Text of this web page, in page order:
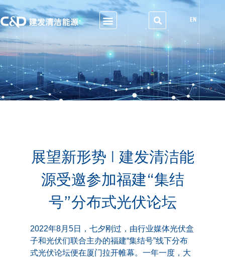
EN
展望新形势 | 建发清洁能
源受邀参加福建“集结
号”分布式光伏论坛
2022年8月5日，七夕刚过，由行业媒体光伏盒
子和光伏们联合主办的福建“集结号”线下分布
式光伏论坛便在厦门拉开帷幕。一年一度，大